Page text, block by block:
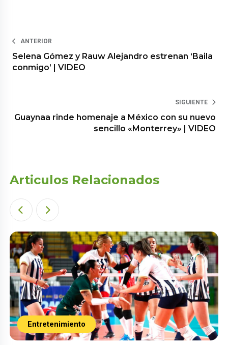
ANTERIOR
Selena Gómez y Rauw Alejandro estrenan ‘Baila
conmigo’ | VIDEO
SIGUIENTE
Guaynaa rinde homenaje a México con su nuevo
sencillo «Monterrey» | VIDEO
Articulos Relacionados
Entretenimiento